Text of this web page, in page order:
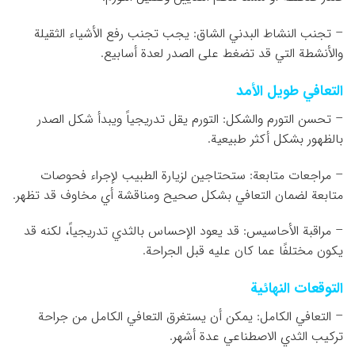
– تجنب النشاط البدني الشاق: يجب تجنب رفع الأشياء الثقيلة
والأنشطة التي قد تضغط على الصدر لعدة أسابيع.
التعافي طويل الأمد
– تحسن التورم والشكل: التورم يقل تدريجياً ويبدأ شكل الصدر
بالظهور بشكل أكثر طبيعية.
– مراجعات متابعة: ستحتاجين لزيارة الطبيب لإجراء فحوصات
متابعة لضمان التعافي بشكل صحيح ومناقشة أي مخاوف قد تظهر.
– مراقبة الأحاسيس: قد يعود الإحساس بالثدي تدريجياً، لكنه قد
يكون مختلفًا عما كان عليه قبل الجراحة.
التوقعات النهائية
– التعافي الكامل: يمكن أن يستغرق التعافي الكامل من جراحة
تركيب الثدي الاصطناعي عدة أشهر.